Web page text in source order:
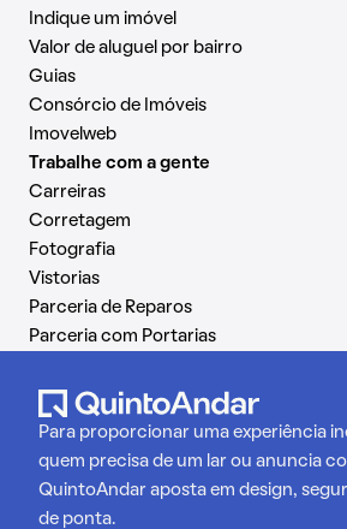
Indique um imóvel
Valor de aluguel por bairro
Guias
Consórcio de Imóveis
Imovelweb
Trabalhe com a gente
Carreiras
Corretagem
Fotografia
Vistorias
Parceria de Reparos
Parceria com Portarias
Para proporcionar uma experiência
quem precisa de um lar ou anuncia
QuintoAndar aposta em design,
de ponta.